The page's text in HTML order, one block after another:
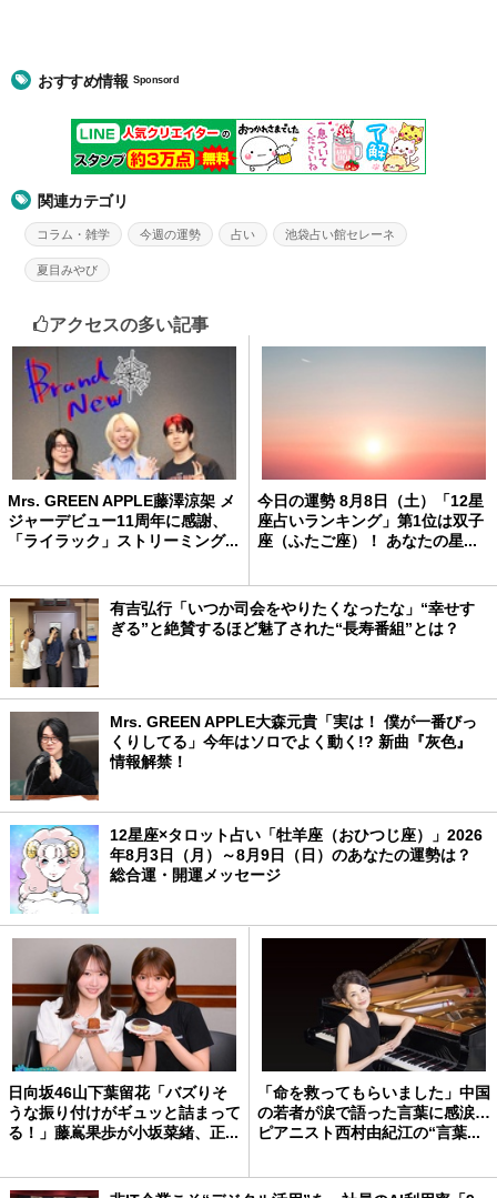
おすすめ情報Sponsord
関連カテゴリ
コラム・雑学 今週の運勢 占い 池袋占い館セレーネ
夏目みやび
アクセスの多い記事
Mrs. GREEN APPLE藤澤涼架 メ
ジャーデビュー11周年に感謝、
「ライラック」ストリーミング...
今日の運勢 8月8日（土）「12星
座占いランキング」第1位は双子
座（ふたご座）！ あなたの星...
有吉弘行「いつか司会をやりたくなったな」“幸せす
ぎる”と絶賛するほど魅了された“長寿番組”とは？
Mrs. GREEN APPLE大森元貴「実は！ 僕が一番びっ
くりしてる」今年はソロでよく動く!? 新曲『灰色』
情報解禁！
12星座×タロット占い「牡羊座（おひつじ座）」2026
年8月3日（月）～8月9日（日）のあなたの運勢は？
総合運・開運メッセージ
日向坂46山下葉留花「バズりそ
うな振り付けがギュッと詰まって
る！」藤嶌果歩が小坂菜緒、正...
「命を救ってもらいました」中国
の若者が涙で語った言葉に感涙…
ピアニスト西村由紀江の“言葉...